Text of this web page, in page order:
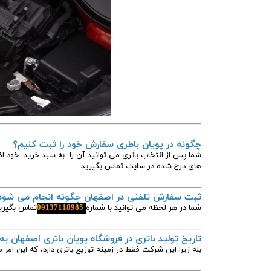
چگونه در پویان باطری سفارش خود را ثبت کنیم؟
شما پس از انتخاب باتری می توانید آن را به سبد خرید خود
های درج شده در سایت تماس بگیرید.
ثبت سفارش تلفنی در اصفهان چگونه انجام می
شما در هر لحظه می توانید با شماره 09137118985تماس
تاریخ تولید باتری در فروشگاه پویان باتری
بله زیرا این شرکت فقط در زمینه توزیع باتری دارد، که این